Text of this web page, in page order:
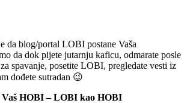
da blog/portal LOBI postane Vaša
da dok pijete jutarnju kaficu, odmarate posle
spavanje, posetite LOBI, pregledate vesti iz
dođete sutradan 😉
HOBI – LOBI kao HOBI